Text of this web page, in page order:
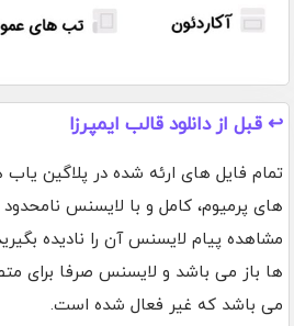
↩️ قبل از دانلود قالب ایمپرزا
تمام فایل های ارئه شده در پلاگین
های پرمیوم، کامل و با لایسنس
مشاهده پیام لایسنس آن را نادیده
ها باز می باشد و لایسنس صرفا برای
می باشد که غیر فعال شده است.